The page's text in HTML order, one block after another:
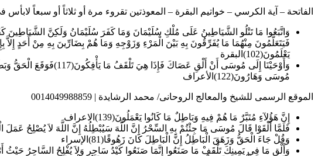
الفاتحة – آية الكرسي – خواتيم البقرة – المعوذتين تقروء مرة أو ثلاثاً أو سبعاً
وَاتَّبَعُوا مَا تَتْلُو الشَّيَاطِينُ عَلَى مُلْكِ سُلَيْمَانَ وَمَا كَفَرَ سُلَيْمَانُ وَلَكِنَّ الشَّيَاطِينَ
فَيَتَعَلَّمُونَ مِنْهُمَا مَا يُفَرِّقُونَ بِهِ بَيْنَ الْمَرْءِ وَزَوْجِهِ وَمَا هُمْ بِضَارِّينَ بِهِ مِنْ أَحَدٍ إِلاَّ
يَعْلَمُونَ(102)البقرة
مُوسَى وَهَارُونَ(122)الأعراف
الموقع الرسمى للشيخ والمعالج الروحانى/ محمد الرشايدة | 0014049988859
إِنَّ هَؤُلآءِ مُتَبَّرٌ مَا هُمْ فِيهِ وَبَاطِلٌ مَا كَانُوا يَعْمَلُونَ(139)الاعراف
فَلَمَّا أَلْقَوْا قَالَ مُوسَى مَا جِئْتُمْ بِهِ السِّحْرُ إِنَّ اللَّهَ سَيُبْطِلُهُ إِنَّ اللَّهَ لاَ يُصْلِحُ عَمَلَ الْمُفْسِدِينَ(81)وَيُحِقُّ اللَّهُ الْحَقَّ بِكَلِمَاتِهِ وَلَوْ كَرِهَ
وَقُلْ جَاءَ الْحَقُّ وَزَهَقَ الْبَاطِلُ إِنَّ الْبَاطِلَ كَانَ زَهُوقًا(81)الإسراء
وَأَلْقِ مَا فِي يَمِينِكَ تَلْقَفْ مَا صَنَعُوا إِنَّمَا صَنَعُوا كَيْدُ سَاحِرٍ وَلاَ يُفْلِحُ السَّاحِرُ حَيْثُ